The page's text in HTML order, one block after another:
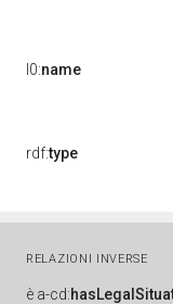
l0:name
rdf:type
RELAZIONI INVERSE
è a-cd: